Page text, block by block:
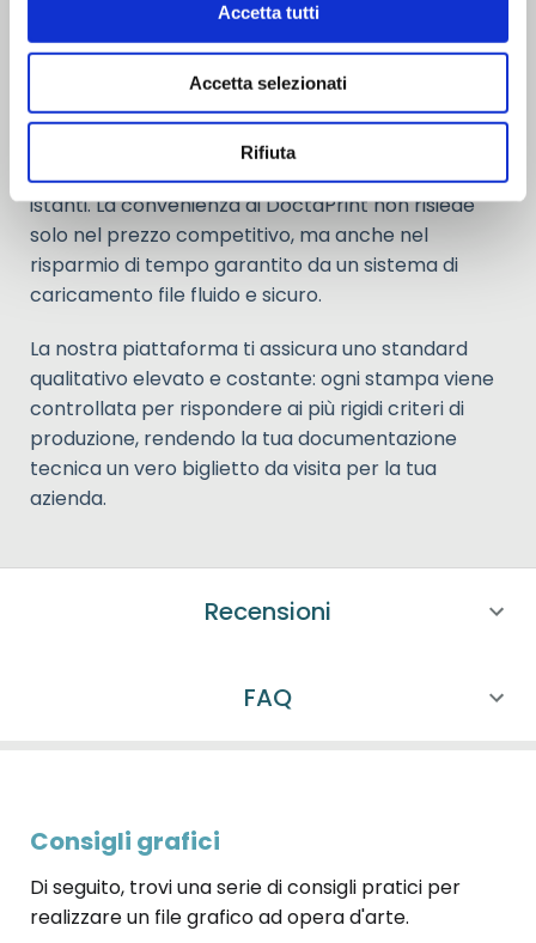
Accetta tutti
Accetta selezionati
Rifiuta
PERCHÉ SCEGLIERE DOCTAPRINT PER LA
STAMPA MANUALI ONLINE
Semplificare la stampa è la nostra missione:
abbiamo eliminato ogni complicazione inutile per
permetterti di configurare il tuo ordine in pochi
istanti. La convenienza di DoctaPrint non risiede
solo nel prezzo competitivo, ma anche nel
risparmio di tempo garantito da un sistema di
caricamento file fluido e sicuro.
La nostra piattaforma ti assicura uno standard
qualitativo elevato e costante: ogni stampa viene
controllata per rispondere ai più rigidi criteri di
produzione, rendendo la tua documentazione
tecnica un vero biglietto da visita per la tua
azienda.
Recensioni
FAQ
Consigli grafici
Di seguito, trovi una serie di consigli pratici per
realizzare un file grafico ad opera d'arte.